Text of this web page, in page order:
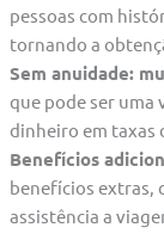
pessoas com
tornando a
Sem anuidade:
que pode ser uma
dinheiro em taxas
Benefícios
benefícios extras,
assistência a